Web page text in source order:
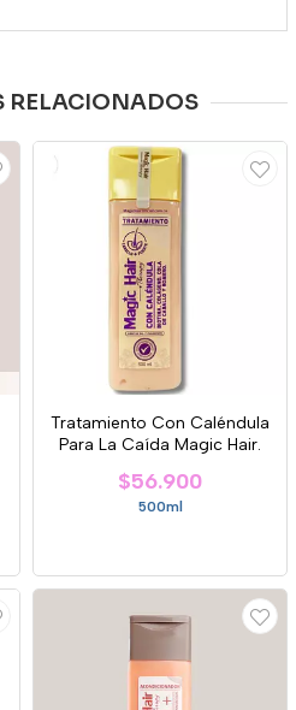
RELACIONADOS
Tratamiento Con Caléndula
Para La Caída Magic Hair.
$56.900
500ml